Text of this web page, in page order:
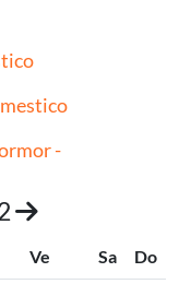
-
Ve Sa Do